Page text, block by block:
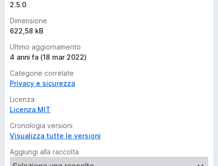
2.5.0
Dimensione
622,58 kB
Ultimo aggiornamento
4 anni fa (18 mar 2022)
Categorie correlate
Privacy e sicurezza
Licenza
Licenza MIT
Cronologia versioni
Visualizza tutte le versioni
Aggiungi alla raccolta